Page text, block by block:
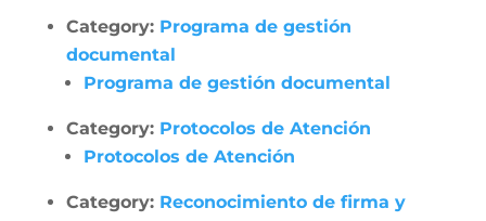
Category: Programa de gestión
documental
Programa de gestión documental
Category: Protocolos de Atención
Protocolos de Atención
Category: Reconocimiento de firma y